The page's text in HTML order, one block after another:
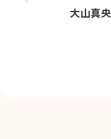
大山真央